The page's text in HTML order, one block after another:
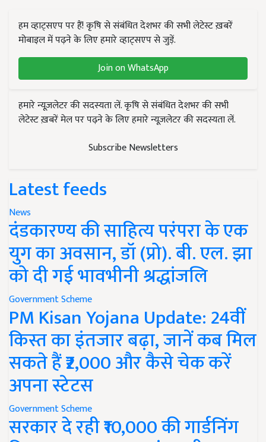
हम व्हाट्सएप पर हैं! कृषि से संबंधित देशभर की सभी लेटेस्ट ख़बरें
मोबाइल में पढ़ने के लिए हमारे व्हाट्सएप से जुड़ें.
Join on WhatsApp
हमारे न्यूज़लेटर की सदस्यता लें. कृषि से संबंधित देशभर की सभी
लेटेस्ट ख़बरें मेल पर पढ़ने के लिए हमारे न्यूज़लेटर की सदस्यता लें.
Subscribe Newsletters
Latest feeds
News
दंडकारण्य की साहित्य परंपरा के एक
युग का अवसान, डॉ (प्रो). बी. एल. झा
को दी गई भावभीनी श्रद्धांजलि
Government Scheme
PM Kisan Yojana Update: 24वीं
किस्त का इंतजार बढ़ा, जानें कब मिल
सकते हैं ₹2,000 और कैसे चेक करें
अपना स्टेटस
Government Scheme
सरकार दे रही ₹10,000 की गार्डनिंग